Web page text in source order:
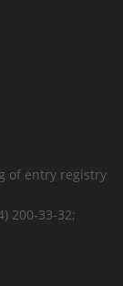
of entry registry
200-33-32;